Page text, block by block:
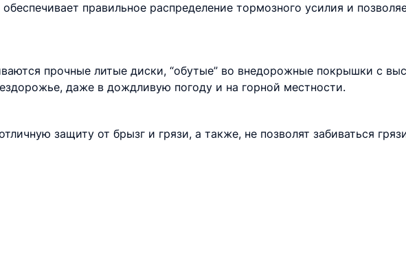
правильное распределение тормозного усилия и
прочные литые диски, “обутые” во внедорожные покрышки с
даже в дождливую погоду и на горной местности.
защиту от брызг и грязи, а также, не позволят забиваться